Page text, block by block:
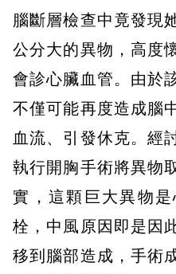
腦斷層檢查中竟發現
公分大的異物，高度
會診心臟血管。由於
不僅可能再度造成腦
血流、引發休克。經
執行開胸手術將異物
實，這顆巨大異物
栓，中風原因即是因
移到腦部造成，手術